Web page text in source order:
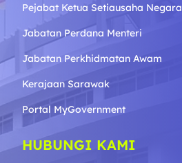
Pejabat Ketua Setiausaha Negara
Jabatan Perdana Menteri
Jabatan Perkhidmatan Awam
Kerajaan Sarawak
Portal MyGovernment
HUBUNGI KAMI